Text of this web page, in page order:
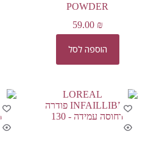
POWDER
59.00 ₪
הוספה לסל